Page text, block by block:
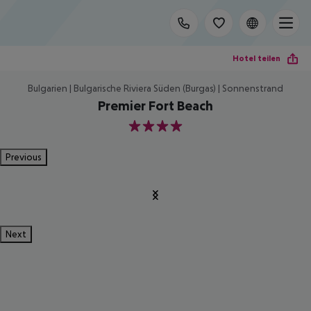
Hotel teilen
Bulgarien | Bulgarische Riviera Süden (Burgas) | Sonnenstrand
Premier Fort Beach
4
Previous
Next